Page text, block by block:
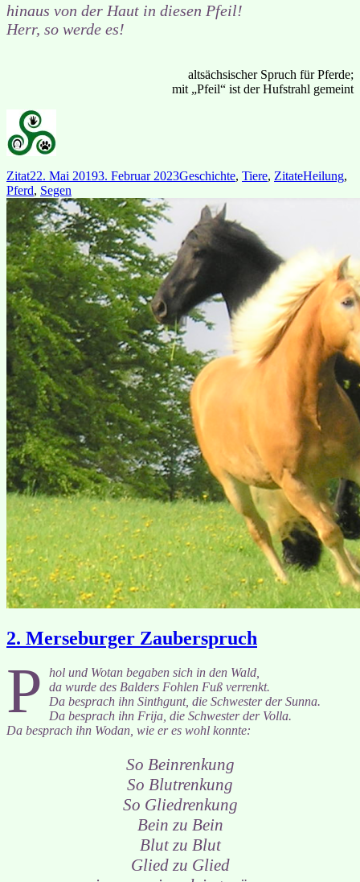
hinaus von der Haut in diesen Pfeil!
Herr, so werde es!
altsächsischer Spruch für Pferde;
mit „Pfeil“ ist der Hufstrahl gemeint
Format
ZitatVeröffentlicht
am
22. Mai 20193. Februar 2023Kategorien
Geschichte, Tiere, ZitateHeilung,
Pferd, Segen
2. Merseburger Zauberspruch
P
hol und Wotan begaben sich in den Wald,
da wurde des Balders Fohlen Fuß verrenkt.
Da besprach ihn Sinthgunt, die Schwester der Sunna.
Da besprach ihn Frija, die Schwester der Volla.
Da besprach ihn Wodan, wie er es wohl konnte:
So Beinrenkung
So Blutrenkung
So Gliedrenkung
Bein zu Bein
Blut zu Blut
Glied zu Glied